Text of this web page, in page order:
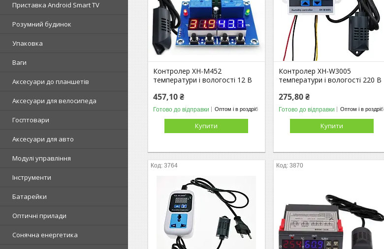
Приставка Android Smart TV
Розумний будинок
Упаковка
Ваги
Аксесуари до планшетів
Аксесуари для велосипеда
Госптовари
Аксесуари для авто
Модулі управління
Інструменти
Батарейки
Оптичні прилади
Сонячна енергетика
Контролер XH-M452
температури і вологості 12 В
457,10 ₴
Готово до відправки Оптом і в роздріб
Купити
Контролер XH-W3005
температури і вологості 220 В
275,80 ₴
Готово до відправки Оптом і в роздріб
Купити
3764 3870